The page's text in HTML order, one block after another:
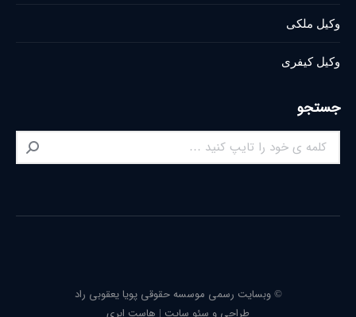
وکیل ملکی
وکیل کیفری
جستجو
Search:
© وبسایت رسمی موسسه حقوقی پویا یعقوبی راد